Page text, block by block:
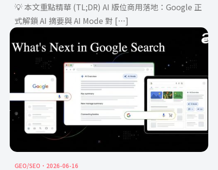
💡 本文重點精華 (TL;DR) AI 版位商用落地：Google 正
式解鎖 AI 摘要與 AI Mode 對 […]
GEO/SEO 2026-06-16